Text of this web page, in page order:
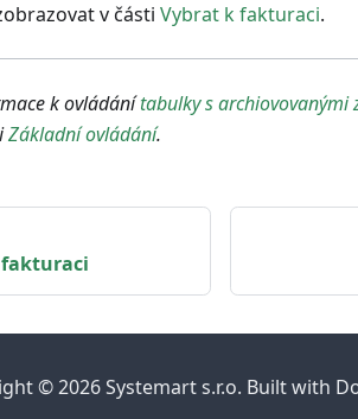
v části Vybrat k fakturaci.
k ovládánítabulky s archiovovanými
Základní ovládání.
© 2026 Systemart s.r.o. Built with